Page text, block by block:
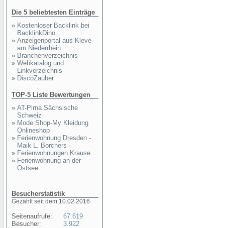
Die 5 beliebtesten Einträge
» Kostenloser Backlink bei
BacklinkDino
» Anzeigenportal aus Kleve
am Niederrhein
» Branchenverzeichnis
» Webkatalog und
Linkverzeichnis
» DiscoZauber
TOP-5 Liste Bewertungen
» AT-Pirna Sächsische
Schweiz
» Mode Shop-My Kleidung
Onlineshop
» Ferienwohnung Dresden -
Maik L. Borchers
» Ferienwohnungen Krause
» Ferienwohnung an der
Ostsee
Besucherstatistik
Gezählt seit dem 10.02.2016
Seitenaufrufe:
Besucher:
67.619
3.922